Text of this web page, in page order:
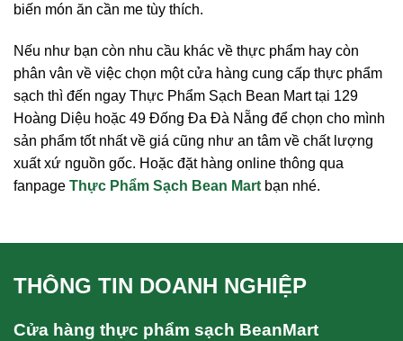
biến món ăn cần me tùy thích.
Nếu như bạn còn nhu cầu khác về thực phẩm hay còn
phân vân về việc chọn một cửa hàng cung cấp thực phẩm
sạch thì đến ngay Thực Phẩm Sạch Bean Mart tại 129
Hoàng Diệu hoặc 49 Đống Đa Đà Nẵng để chọn cho mình
sản phẩm tốt nhất về giá cũng như an tâm về chất lượng
xuất xứ nguồn gốc. Hoặc đặt hàng online thông qua
fanpage Thực Phẩm Sạch Bean Mart bạn nhé.
THÔNG TIN DOANH NGHIỆP
Cửa hàng thực phẩm sạch BeanMart